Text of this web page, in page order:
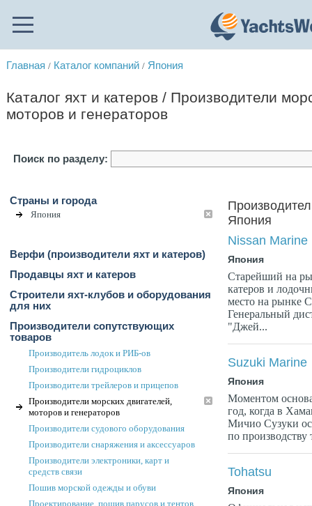
Главная / Каталог компаний / Япония
Каталог яхт и катеров / Производители
моторов и генераторов
Поиск по разделу:
Страны и города
Япония
Верфи (производители яхт и катеров)
Продавцы яхт и катеров
Строители яхт-клубов и оборудования
для них
Производители сопутствующих
товаров
Производитель лодок и РИБ-ов
Производители гидроциклов
Производители трейлеров и прицепов
Производители морских двигателей,
моторов и генераторов
Производители судового оборудования
Производители снаряжения и аксессуаров
Производители электроники, карт и
средств связи
Пошив морской одежды и обуви
Проектирование, пошив парусов и тентов
Япония
Nissan Marine
Япония
Старейший на
катеров и
место на рынке
Генеральный
"Джей...
Suzuki Marine
Япония
Моментом
год, когда в
Мичио Сузуки
по производству
Tohatsu
Япония